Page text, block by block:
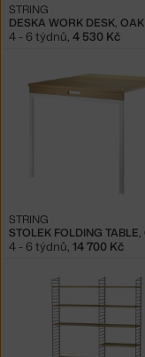
DESKA WORK DESK, OAK
STRING
4 - 6 týdnů, 4 530 Kč
STRING
4 - 6 týdnů 14 700 Kč